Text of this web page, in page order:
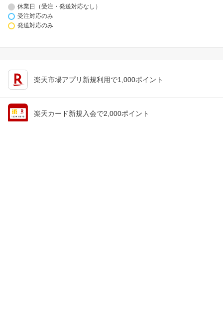
休業日（受注・発送対応なし）
受注対応のみ
発送対応のみ
楽天市場アプリ新規利用で1,000ポイント
楽天カード新規入会で2,000ポイント